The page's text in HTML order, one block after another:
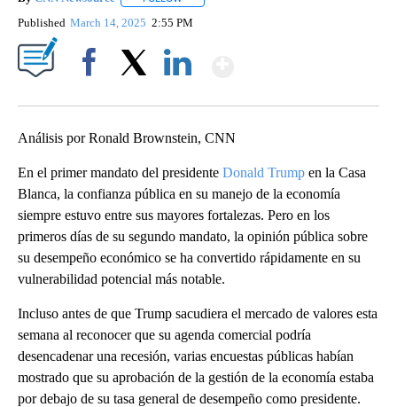
Published March 14, 2025 2:55 PM
Análisis por Ronald Brownstein, CNN
En el primer mandato del presidente Donald Trump en la Casa
Blanca, la confianza pública en su manejo de la economía
siempre estuvo entre sus mayores fortalezas. Pero en los
primeros días de su segundo mandato, la opinión pública sobre
su desempeño económico se ha convertido rápidamente en su
vulnerabilidad potencial más notable.
Incluso antes de que Trump sacudiera el mercado de valores esta
semana al reconocer que su agenda comercial podría
desencadenar una recesión, varias encuestas públicas habían
mostrado que su aprobación de la gestión de la economía estaba
por debajo de su tasa general de desempeño como presidente.